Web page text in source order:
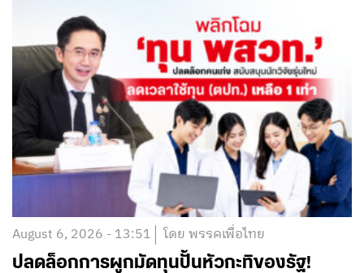
August 6, 2026 - 13:51 โดย พรรคเพื่อไทย
ปลดล็อกการผูกมัดทุนปั้นหัวกะทิของรัฐ!